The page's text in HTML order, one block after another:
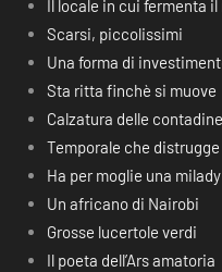
Il locale in cui fermenta il
Scarsi, piccolissimi
Una forma di
Sta ritta finchè si muove
Calzatura delle
Temporale che distrugge
Ha per moglie una milady
Un africano di Nairobi
Grosse lucertole verdi
Il poeta dell’Ars amatoria